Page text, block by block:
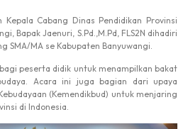
Cabang Dinas Pendidikan Provinsi
Bapak Jaenuri, S.Pd.,M.Pd, FLS2N dihadiri
SMA/MA se Kabupaten Banyuwangi.
peserta didik untuk menampilkan bakat
Acara ini juga bagian dari upaya
(Kemendikbud) untuk menjaring
di Indonesia.